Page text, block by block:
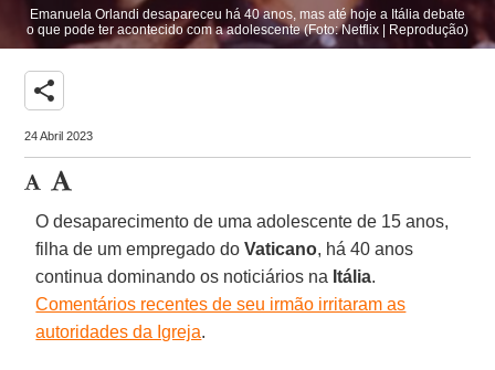
Emanuela Orlandi desapareceu há 40 anos, mas até hoje a Itália debate
o que pode ter acontecido com a adolescente (Foto: Netflix | Reprodução)
share
24 Abril 2023
O desaparecimento de uma adolescente de 15 anos,
filha de um empregado doVaticano, há 40 anos
continua dominando os noticiários na Itália.
Comentários recentes de seu irmão irritaram as
autoridades da Igreja.